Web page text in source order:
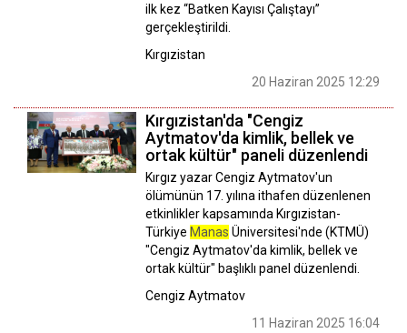
ilk kez “Batken Kayısı Çalıştayı”
gerçekleştirildi.
Kırgızistan
20 Haziran 2025 12:29
Kırgızistan'da "Cengiz
Aytmatov'da kimlik, bellek ve
ortak kültür" paneli düzenlendi
Kırgız yazar Cengiz Aytmatov'un
ölümünün 17. yılına ithafen düzenlenen
etkinlikler kapsamında Kırgızistan-
Türkiye Manas Üniversitesi'nde (KTMÜ)
"Cengiz Aytmatov'da kimlik, bellek ve
ortak kültür" başlıklı panel düzenlendi.
Cengiz Aytmatov
11 Haziran 2025 16:04